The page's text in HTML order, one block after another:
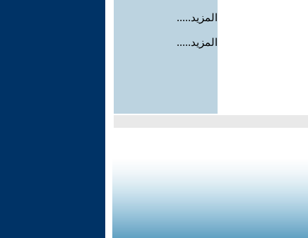
المزيد.....
المزيد.....